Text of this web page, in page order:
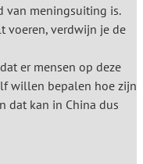
van meningsuiting is.
voeren, verdwijn je de
er mensen op deze
willen bepalen hoe zijn
dat kan in China dus